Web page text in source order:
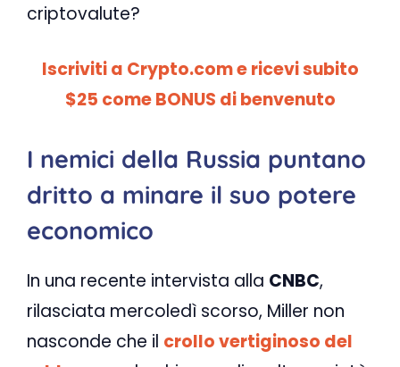
criptovalute?
Iscriviti a Crypto.com e ricevi subito
$25 come BONUS di benvenuto
I nemici della Russia puntano
dritto a minare il suo potere
economico
In una recente intervista alla CNBC,
rilasciata mercoledì scorso, Miller non
nasconde che il crollo vertiginoso del